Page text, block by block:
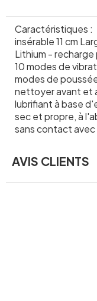
Caractéristiques :
insérable 11 cm
Lithium -
10 modes de
modes de
nettoyer avant et
lubrifiant à base
sec et propre, à
sans contact
AVIS CLIENTS